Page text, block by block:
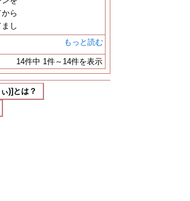
ら
し
もっと読む
14件中 1件～14件を表示
)]とは？